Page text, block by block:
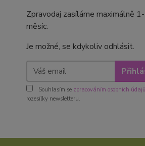
Zpravodaj zasíláme maximálně
měsíc.
Je možné, se kdykoliv odhlásit.
Souhlasím se zpracováním osobních údajů
rozesílky newsletteru.